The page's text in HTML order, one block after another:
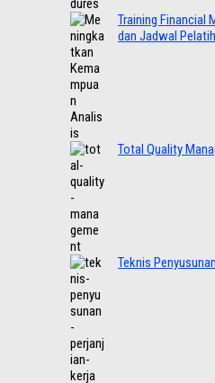
Training Financial
dan Jadwal
Total Quality
Teknis